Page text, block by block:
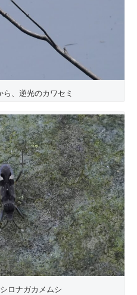
、逆光のカワセミ
ロナガカメムシ